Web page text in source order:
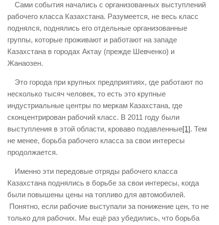
Сами события начались с организованных выступлений
рабочего класса Казахстана. Разумеется, не весь класс
поднялся, поднялись его отдельные организованные
группы, которые проживают и работают на западе
Казахстана в городах Актау (прежде Шевченко) и
Жанаозен.
Это города при крупных предприятиях, где работают по
несколько тысяч человек, то есть это крупные
индустриальные центры по меркам Казахстана, где
сконцентрирован рабочий класс. В 2011 году были
выступления в этой области, кроваво подавленные[1]. Тем
не менее, борьба рабочего класса за свои интересы
продолжается.
Именно эти передовые отряды рабочего класса
Казахстана поднялись в борьбе за свои интересы, когда
были повышены цены на топливо для автомобилей.
Понятно, если рабочие выступали за понижение цен, то не
только для рабочих. Мы ещё раз убедились, что борьба